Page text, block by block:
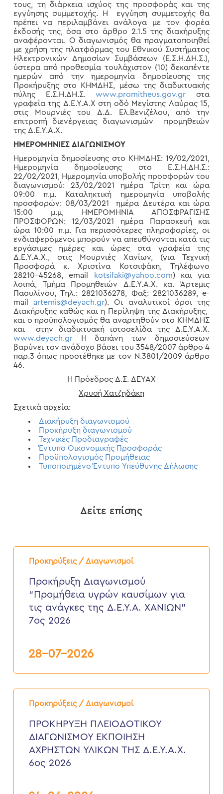
τους, τη διάρκεια ισχύος της προσφοράς και της
εγγύησης συμμετοχής. Η εγγύηση συμμετοχής θα
πρέπει να περιλαμβάνει ανάλογα με τον φορέα
έκδοσής της, όσα στο άρθρο 2.1.5 της διακήρυξης
αναφέρονται. Ο διαγωνισμός θα πραγματοποιηθεί
με χρήση της πλατφόρμας του Εθνικού Συστήματος
Ηλεκτρονικών Δημοσίων Συμβάσεων (Ε.Σ.Η.ΔΗ.Σ.),
ύστερα από προθεσμία τουλάχιστον (10) δεκαπέντε
ημερών από την ημερομηνία δημοσίευσης της
Προκήρυξης στο ΚΗΜΔΗΣ, μέσω της διαδικτυακής
πύλης Ε.Σ.Η.ΔΗ.Σ.www.promitheus.gov.gr στα
γραφεία της Δ.Ε.Υ.Α.Χ στη οδό Μεγίστης Λαύρας 15,
στις Μουρνιές του Δ.Δ. Ελ.Βενιζέλου, από την
επιτροπή διενέργειας διαγωνισμών προμηθειών
της Δ.Ε.Υ.Α.Χ.
ΗΜΕΡΟΜΗΝΙΕΣ ΔΙΑΓΩΝΙΣΜΟΥ
Ημερομηνία δημοσίευσης στο ΚΗΜΔΗΣ: 19/02/2021,
Ημερομηνία δημοσίευσης στο Ε.Σ.Η.ΔΗ.Σ.:
22/02/2021, Ημερομηνία υποβολής προσφορών του
διαγωνισμού: 23/02/2021 ημέρα Τρίτη και ώρα
09:00 π.μ. Καταληκτική ημερομηνία υποβολής
προσφορών: 08/03/2021 ημέρα Δευτέρα και ώρα
15:00 μ.μ, ΗΜΕΡΟΜΗΝΙΑ ΑΠΟΣΦΡΑΓΙΣΗΣ
ΠΡΟΣΦΟΡΩΝ: 12/03/2021 ημέρα Παρασκευή και
ώρα 10:00 π.μ. Για περισσότερες πληροφορίες, οι
ενδιαφερόμενοι μπορούν να απευθύνονται κατά τις
εργάσιμες ημέρες και ώρες στα γραφεία της
Δ.Ε.Υ.Α.Χ., στις Μουρνιές Χανίων, (για Τεχνική
Προσφορά κ. Χριστίνα Κοτσιφάκη, Τηλέφωνο
28210-45268, email
kotsifaki@yahoo.com) και για
λοιπά, Τμήμα Προμηθειών Δ.Ε.Υ.Α.Χ. κα. Άρτεμις
Παουλίνου, Τηλ.: 2821036278, Φαξ: 2821036289, e-
mailartemis@deyach.gr). Οι αναλυτικοί όροι της
Διακήρυξης καθώς και η Περίληψη της Διακήρυξης,
και ο προϋπολογισμός θα αναρτηθούν στο ΚΗΜΔΗΣ
και στην διαδικτυακή ιστοσελίδα της Δ.Ε.Υ.Α.Χ.
www.deyach.grΗ δαπάνη των δημοσιεύσεων
βαρύνει τον ανάδοχο βάσει του 3548/2007 άρθρο 4
παρ.3 όπως προστέθηκε με τον Ν.3801/2009 άρθρο
46.
Η Πρόεδρος Δ.Σ. ΔΕΥΑΧ
Χρυσή Χατζηδάκη
Σχετικά αρχεία:
Διακήρυξη διαγωνισμού
Προκήρυξη διαγωνισμού
Τεχνικές Προδιαγραφές
Έντυπο Οικονομικής Προσφοράς
Προϋπολογισμός Προμήθειας
Τυποποιημένο Έντυπο Υπεύθυνης Δήλωσης
Δείτε επίσης
Προκηρύξεις / Διαγωνισμοί
Προκήρυξη
Διαγωνισμού
υγρών
καυσίμων
ανάγκες
2026
Προκήρυξη Διαγωνισμού
“Προμήθεια υγρών καυσίμων για
τις ανάγκες της Δ.Ε.Υ.Α. ΧΑΝΙΩΝ”
7ος 2026
28-07-2026
Προκηρύξεις / Διαγωνισμοί
ΠΡΟΚΗΡΥΞΗ
ΠΛΕΙΟΔΟΤΙΚΟΥ
ΕΚΠΟΙΗΣΗ
ΑΧΡΗΣΤΩΝ
ΥΛΙΚΩΝ
Δ.Ε.Υ.Α.Χ.
ΠΡΟΚΗΡΥΞΗ ΠΛΕΙΟΔΟΤΙΚΟΥ
ΔΙΑΓΩΝΙΣΜΟΥ ΕΚΠΟΙΗΣΗ
ΑΧΡΗΣΤΩΝ ΥΛΙΚΩΝ ΤΗΣ Δ.Ε.Υ.Α.Χ.
6ος 2026